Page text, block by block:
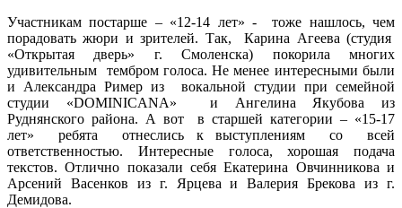
Участникам постарше – «12-14 лет» - тоже нашлось, чем
порадовать жюри и зрителей. Так, Карина Агеева (студия
«Открытая дверь» г. Смоленска) покорила многих
удивительным тембром голоса. Не менее интересными были
и Александра Ример из вокальной студии при семейной
студии «DOMINICANA» и Ангелина Якубова из
Руднянского района. А вот в старшей категории – «15-17
лет» ребята отнеслись к выступлениям со всей
ответственностью. Интересные голоса, хорошая подача
текстов. Отлично показали себя Екатерина Овчинникова и
Арсений Васенков из г. Ярцева и Валерия Брекова из г.
Демидова.